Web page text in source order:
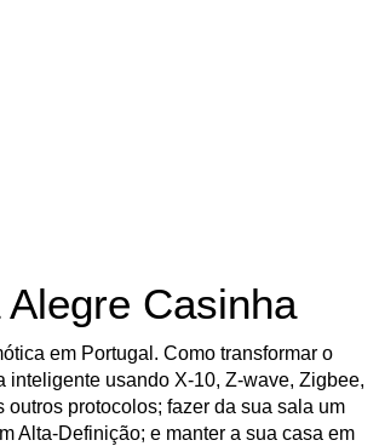
Alegre Casinha
em Portugal. Como transformar o
inteligente usando X-10, Z-wave, Zigbee,
outros protocolos; fazer da sua sala um
Alta-Definição; e manter a sua casa em